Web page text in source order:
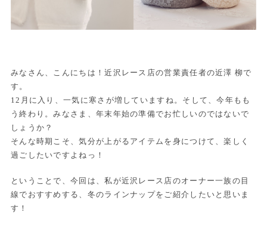
みなさん、こんにちは！近沢レース店の営業責任者の近澤 柳で
す。
12月に入り、一気に寒さが増していますね。そして、今年もも
う終わり。みなさま、年末年始の準備でお忙しいのではないで
しょうか？
そんな時期こそ、気分が上がるアイテムを身につけて、楽しく
過ごしたいですよねっ！
ということで、今回は、私が近沢レース店のオーナー一族の目
線でおすすめする、冬のラインナップをご紹介したいと思いま
す！